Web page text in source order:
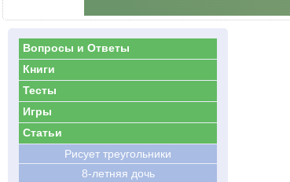
Вопросы и Ответы
Книги
Тесты
Игры
Статьи
Рисует треугольники
8-летняя дочь